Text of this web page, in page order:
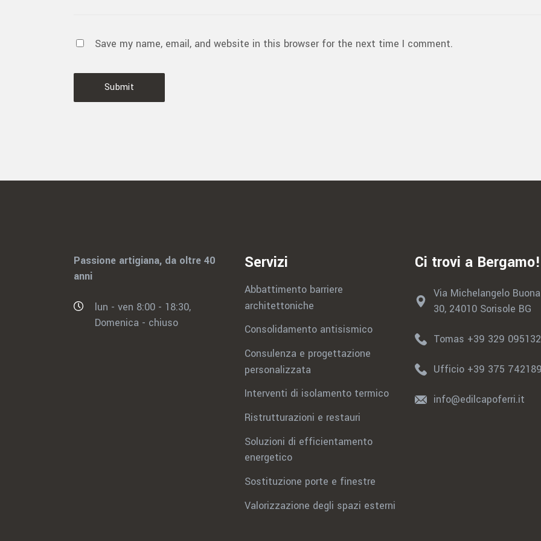
Save my name, email, and website in this browser for the next time I comment.
Submit
Passione artigiana, da oltre 40
anni
lun - ven 8:00 - 18:30,
Domenica - chiuso
Servizi
Abbattimento barriere
architettoniche
Consolidamento antisismico
Consulenza e progettazione
personalizzata
Interventi di isolamento termico
Ristrutturazioni e restauri
Soluzioni di efficientamento
energetico
Sostituzione porte e finestre
Valorizzazione degli spazi esterni
Ci trovi a Bergamo!
Via Michelangelo
30, 24010 Sorisole BG
Tomas +39 329
Ufficio +39 375
info@edilcapoferri.it